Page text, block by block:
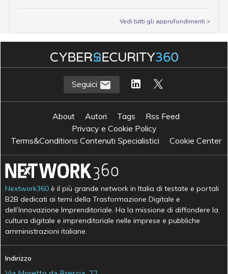
Vedi tutti gli approfondimenti >
Seguici
About Autori Tags
Rss Feed
Privacy e Cookie Policy
Terms&Conditions Contenuti Specialistici
Cookie Center
Nextwork360 è il più grande network in Italia di testate e portali
B2B dedicati ai temi della Trasformazione Digitale e
dell’Innovazione Imprenditoriale. Ha la missione di diffondere la
cultura digitale e imprenditoriale nelle imprese e pubbliche
amministrazioni italiane.
Indirizzo